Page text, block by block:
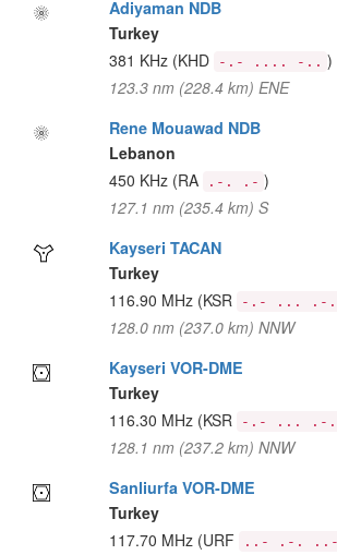
Adiyaman NDB
Turkey
381 KHz (KHD -.- .... -.. )
123.3 nm (228.4 km) ENE
Rene Mouawad NDB
Lebanon
450 KHz (RA .-. .- )
127.1 nm (235.4 km) S
Kayseri TACAN
Turkey
116.90 MHz (KSR -.- ... .-.
128.0 nm (237.0 km) NNW
Kayseri VOR-DME
Turkey
116.30 MHz (KSR -.- ... .-.
128.1 nm (237.2 km) NNW
Sanliurfa VOR-DME
Turkey
117.70 MHz (URF ..- .-.